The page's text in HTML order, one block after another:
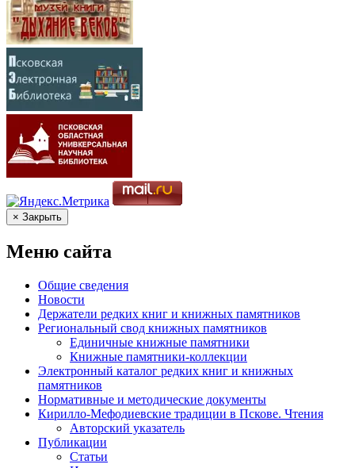
× Закрыть
Меню сайта
Общие сведения
Новости
Держатели редких книг и книжных памятников
Региональный свод книжных памятников
Единичные книжные памятники
Книжные памятники-коллекции
Электронный каталог редких книг и книжных
памятников
Нормативные и методические документы
Кирилло-Мефодиевские традиции в Пскове. Чтения
Авторский указатель
Публикации
Статьи